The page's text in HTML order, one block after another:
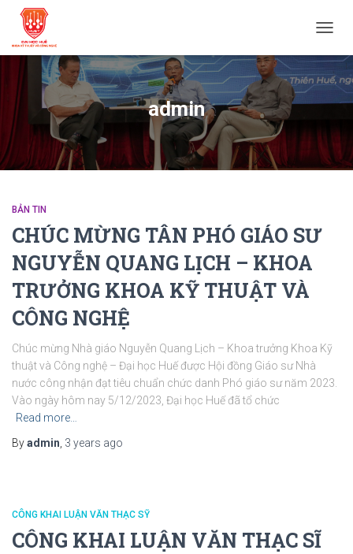
admin
BẢN TIN
CHÚC MỪNG TÂN PHÓ GIÁO SƯ
NGUYỄN QUANG LỊCH – KHOA
TRƯỞNG KHOA KỸ THUẬT VÀ
CÔNG NGHỆ
Chúc mừng Nhà giáo Nguyễn Quang Lịch – Khoa trưởng Khoa Kỹ
thuật và Công nghệ – Đại học Huế được Hội đồng Giáo sư Nhà
nước công nhận đạt tiêu chuẩn chức danh Phó giáo sư năm 2023.
Vào ngày hôm nay 5/12/2023, Đại học Huế đã tổ chức
Read more…
Byadmin 3 years ago
CÔNG KHAI LUẬN VĂN THẠC SỸ
CÔNG KHAI LUẬN VĂN THẠC SĨ